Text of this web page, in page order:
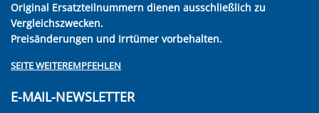
Original Ersatzteilnummern dienen ausschließlich zu
Vergleichszwecken.
Preisänderungen und Irrtümer vorbehalten.
SEITE WEITEREMPFEHLEN
E-MAIL-NEWSLETTER